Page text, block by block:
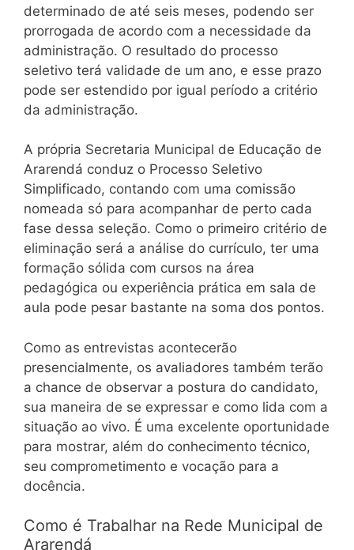
determinado de até seis meses, podendo ser
prorrogada de acordo com a necessidade da
administração. O resultado do processo
seletivo terá validade de um ano, e esse prazo
pode ser estendido por igual período a critério
da administração.
A própria Secretaria Municipal de Educação de
Ararendá conduz o Processo Seletivo
Simplificado, contando com uma comissão
nomeada só para acompanhar de perto cada
fase dessa seleção. Como o primeiro critério de
eliminação será a análise do currículo, ter uma
formação sólida com cursos na área
pedagógica ou experiência prática em sala de
aula pode pesar bastante na soma dos pontos.
Como as entrevistas acontecerão
presencialmente, os avaliadores também terão
a chance de observar a postura do candidato,
sua maneira de se expressar e como lida com a
situação ao vivo. É uma excelente oportunidade
para mostrar, além do conhecimento técnico,
seu comprometimento e vocação para a
docência.
Como é Trabalhar na Rede Municipal de
Ararendá